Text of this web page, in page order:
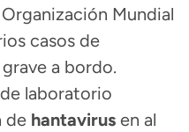
Mundial
casos de
a bordo.
laboratorio
de hantavirus en al